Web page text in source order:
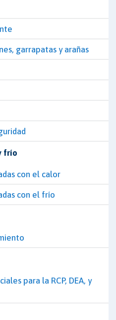
garrapatas y arañas
frío
con el calor
con el frío
para la RCP, DEA, y